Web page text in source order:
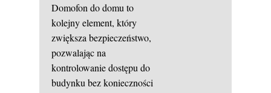
Domofon do domu to
kolejny element, który
zwiększa bezpieczeństwo,
pozwalając na
kontrolowanie dostępu do
budynku bez konieczności